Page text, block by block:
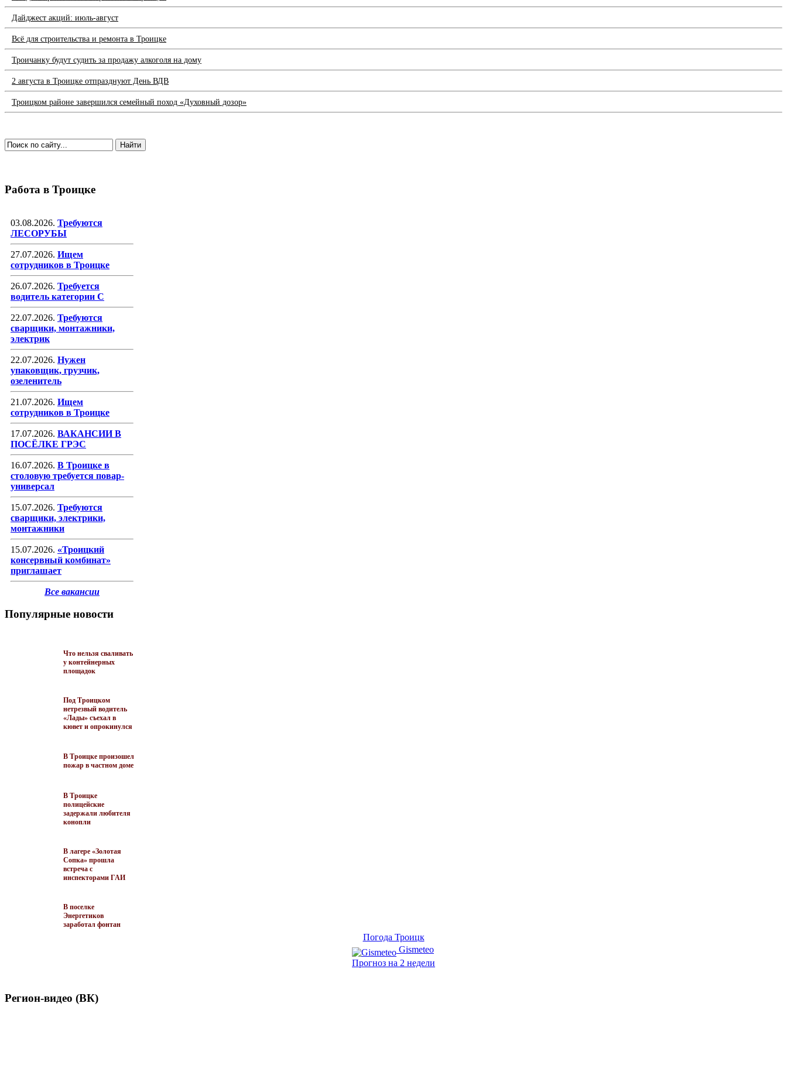
Дайджест акций: июль-август
Всё для строительства и ремонта в Троицке
Троичанку будут судить за продажу алкоголя на дому
2 августа в Троицке отпразднуют День ВДВ
Троицком районе завершился семейный поход «Духовный дозор»
Работа в Троицке
03.08.2026. Требуются
ЛЕСОРУБЫ
27.07.2026. Ищем
сотрудников в Троицке
26.07.2026. Требуется
водитель категории С
22.07.2026. Требуются
сварщики, монтажники,
электрик
22.07.2026. Нужен
упаковщик, грузчик,
озеленитель
21.07.2026. Ищем
сотрудников в Троицке
17.07.2026. ВАКАНСИИ В
ПОСЁЛКЕ ГРЭС
16.07.2026. В Троицке в
столовую требуется повар-
универсал
15.07.2026. Требуются
сварщики, электрики,
монтажники
15.07.2026. «Троицкий
консервный комбинат»
приглашает
Все вакансии
Популярные новости
Что нельзя сваливать
у контейнерных
площадок
Под Троицком
нетрезвый водитель
«Лады» съехал в
кювет и опрокинулся
В Троицке произошел
пожар в частном доме
В Троицке
полицейские
задержали любителя
конопли
В лагере «Золотая
Сопка» прошла
встреча с
инспекторами ГАИ
В поселке
Энергетиков
заработал фонтан
Погода Троицк
Gismeteo
Прогноз на 2 недели
Регион-видео (ВК)